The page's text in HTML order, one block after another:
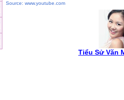
Source: www.youtube.com
Tiểu Sử Văn